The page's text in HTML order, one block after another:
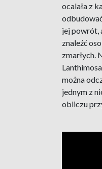
ocalała z
jej powrót,
znaleźć
zmarłych.
można
jednym z
obliczu